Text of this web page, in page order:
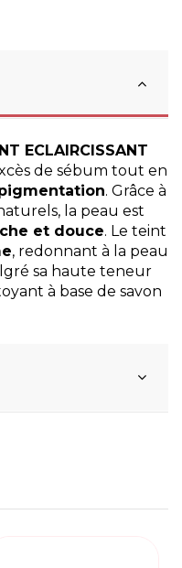
ECLAIRCISSANT
de sébum tout en
. Grâce à
la peau est
et douce. Le teint
, redonnant à la peau
sa haute teneur
à base de savon